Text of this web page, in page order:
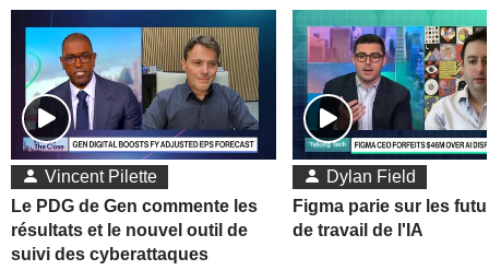
Vincent Pilette
Le PDG de Gen commente les
résultats et le nouvel outil de
suivi des cyberattaques
Dylan Field
Figma parie sur les
de travail de l'IA